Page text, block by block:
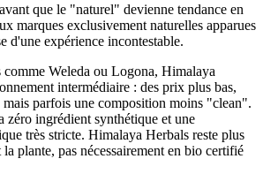
que le "naturel" devienne tendance en
marques exclusivement naturelles apparues
d'une expérience incontestable.
comme Weleda ou Logona, Himalaya
intermédiaire : des prix plus bas,
mais parfois une composition moins "clean".
zéro ingrédient synthétique et une
très stricte. Himalaya Herbals reste plus
plante, pas nécessairement en bio certifié